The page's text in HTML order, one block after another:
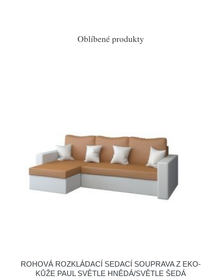
Oblíbené produkty
ROHOVÁ ROZKLÁDACÍ SEDACÍ SOUPRAVA Z EKO-
KŮŽE PAUL SVĚTLE HNĚDÁ/SVĚTLE ŠEDÁ